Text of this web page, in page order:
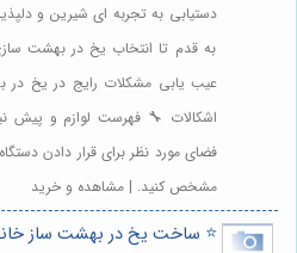
دستیابی به تجربه ای شیرین و
به قدم تا انتخاب یخ در بهشت
عیب یابی مشکلات رایج در یخ در
اشکالات 🔧 فهرست لوازم و پیش
فضای مورد نظر برای قرار دادن
مشخص کنید. | مشاهده و خرید
⭐️ ساخت یخ در بهشت ساز